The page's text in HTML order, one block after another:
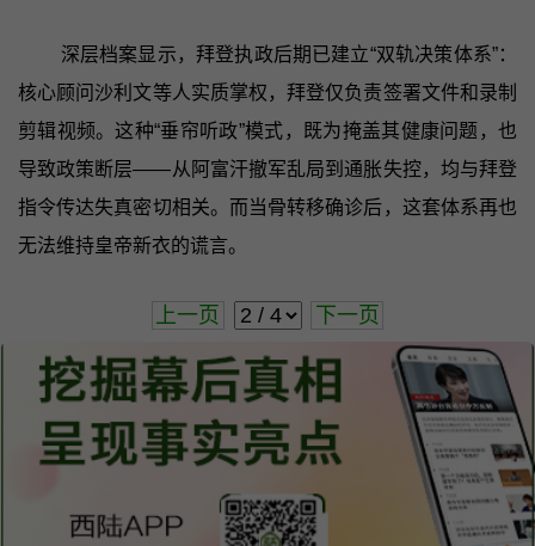
深层档案显示，拜登执政后期已建立“双轨决策体系”：
核心顾问沙利文等人实质掌权，拜登仅负责签署文件和录制
剪辑视频。这种“垂帘听政”模式，既为掩盖其健康问题，也
导致政策断层——从阿富汗撤军乱局到通胀失控，均与拜登
指令传达失真密切相关。而当骨转移确诊后，这套体系再也
无法维持皇帝新衣的谎言。
上一页 下一页